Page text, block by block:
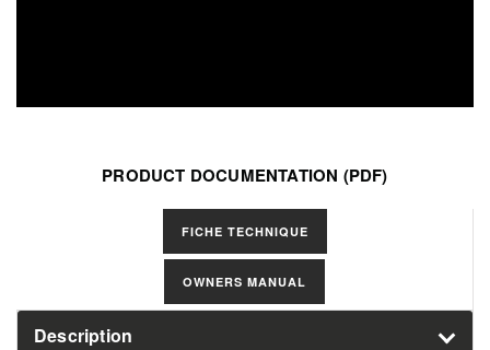
PRODUCT DOCUMENTATION (PDF)
FICHE TECHNIQUE
OWNERS MANUAL
Description